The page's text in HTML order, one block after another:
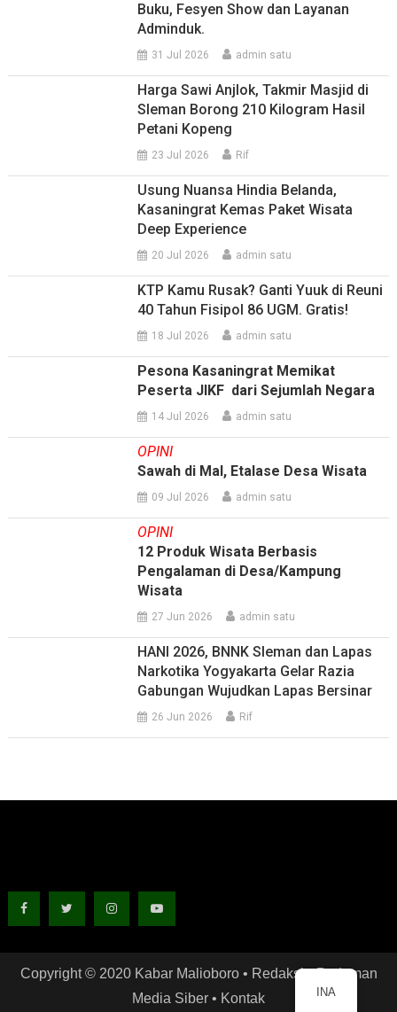
Buku, Fesyen Show dan Layanan
Adminduk.
31 Jul 2026 admin satu
Harga Sawi Anjlok, Takmir Masjid di
Sleman Borong 210 Kilogram Hasil
Petani Kopeng
23 Jul 2026 Rif
Usung Nuansa Hindia Belanda,
Kasaningrat Kemas Paket Wisata
Deep Experience
20 Jul 2026 admin satu
KTP Kamu Rusak? Ganti Yuuk di Reuni
40 Tahun Fisipol 86 UGM. Gratis!
18 Jul 2026 admin satu
Pesona Kasaningrat Memikat
Peserta JIKF dari Sejumlah Negara
14 Jul 2026 admin satu
OPINI
Sawah di Mal, Etalase Desa Wisata
09 Jul 2026 admin satu
OPINI
12 Produk Wisata Berbasis
Pengalaman di Desa/Kampung
Wisata
27 Jun 2026 admin satu
HANI 2026, BNNK Sleman dan Lapas
Narkotika Yogyakarta Gelar Razia
Gabungan Wujudkan Lapas Bersinar
26 Jun 2026 Rif
Copyright © 2020 Kabar Malioboro • Redaksi
Pedoman
Media Siber • Kontak INA